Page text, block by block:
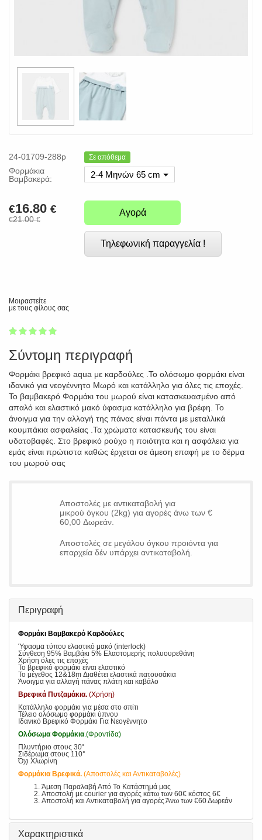
24-01709-288p Σε απόθεμα
Φορμάκια
Βαμβακερά:
2-4 Μηνών 65 cm
€16.80 €
€21.00€
Αγορά
Τηλεφωνική παραγγελία !
Μοιραστείτε
με τους φίλους σας
1
2
3
4
5
Σύντομη περιγραφή
Φορμάκι βρεφικό aqua με καρδούλες .Το ολόσωμο φορμάκι είναι
ιδανικό για νεογέννητο Μωρό και κατάλληλο για όλες τις εποχές.
Το βαμβακερό Φορμάκι του μωρού είναι κατασκευασμένο από
απαλό και ελαστικό μακό ύφασμα κατάλληλο για βρέφη. Το
άνοιγμα για την αλλαγή της πάνας είναι πάντα με μεταλλικά
κουμπάκια ασφαλείας .Τα χρώματα κατασκευής του είναι
υδατοβαφές. Στο βρεφικό ρούχο η ποιότητα και η ασφάλεια για
εμάς είναι πρώτιστα καθώς έρχεται σε άμεση επαφή με το δέρμα
του μωρού σας
Αποστολές με αντικαταβολή για
μικρού όγκου (2kg) για αγορές άνω των €
60,00 Δωρεάν.
Αποστολές σε μεγάλου όγκου προιόντα για
επαρχεία δέν υπάρχει αντικαταβολή.
Περιγραφή
Φορμάκι Βαμβακερό Καρδούλες
Ύφασμα τύπου ελαστικό μακό (interlock)
Σύνθεση 95% Βαμβάκι 5% Ελαστομερής πολυουρεθάνη
Χρήση όλες τις εποχές
Το βρεφικό φορμάκι είναι ελαστικό
Το μέγεθος 12&18m Διαθέτει ελαστικά πατουσάκια
Άνοιγμα για αλλαγή πάνας πλάτη και καβάλο
Βρεφικά Πυτζαμάκια. (Χρήση)
Κατάλληλο φορμάκι για μέσα στο σπίτι
Τέλειο ολόσωμο φορμάκι ύπνου
Ιδανικό Βρεφικό Φορμάκι Για Νεογέννητο
Ολόσωμα Φορμάκια.(Φροντίδα)
Πλυντήριο στους 30°
Σιδέρωμα στους 110°
Όχι Χλωρίνη
Φορμάκια Βρεφικά. (Αποστολές και Αντικαταβολές)
Άμεση Παραλαβή Από Το Κατάστημά μας
Αποστολή με courier για αγορές κάτω των 60€ κόστος 6€
Αποστολή και Αντικαταβολή για αγορές Άνω των €60 Δωρεάν
Χαρακτηριστικά